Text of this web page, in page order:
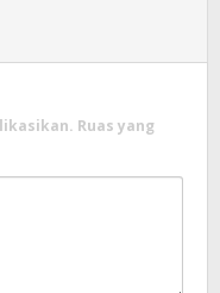
Ruas yang